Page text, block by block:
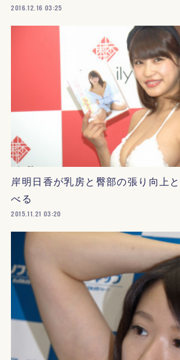
2016.12.16 03:25
岸明日香が乳房と臀部の張り向上
べる
2015.11.21 03:20